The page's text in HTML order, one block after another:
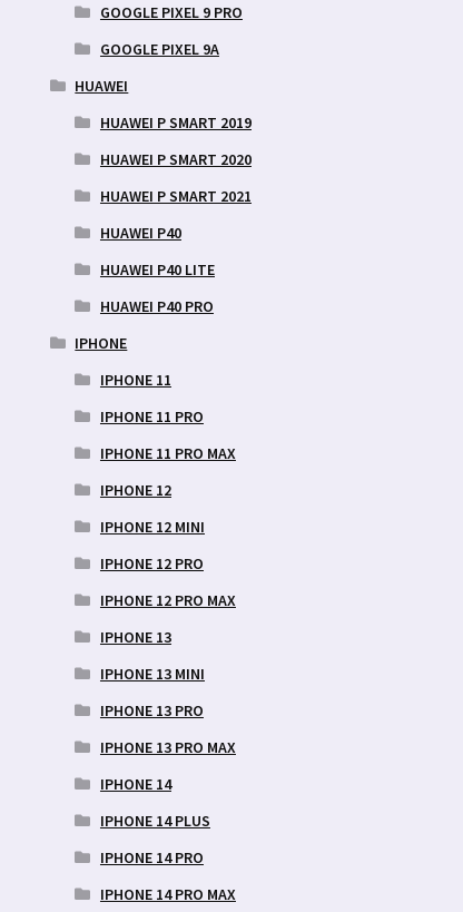
GOOGLE PIXEL 9 PRO
GOOGLE PIXEL 9A
HUAWEI
HUAWEI P SMART 2019
HUAWEI P SMART 2020
HUAWEI P SMART 2021
HUAWEI P40
HUAWEI P40 LITE
HUAWEI P40 PRO
IPHONE
IPHONE 11
IPHONE 11 PRO
IPHONE 11 PRO MAX
IPHONE 12
IPHONE 12 MINI
IPHONE 12 PRO
IPHONE 12 PRO MAX
IPHONE 13
IPHONE 13 MINI
IPHONE 13 PRO
IPHONE 13 PRO MAX
IPHONE 14
IPHONE 14 PLUS
IPHONE 14 PRO
IPHONE 14 PRO MAX